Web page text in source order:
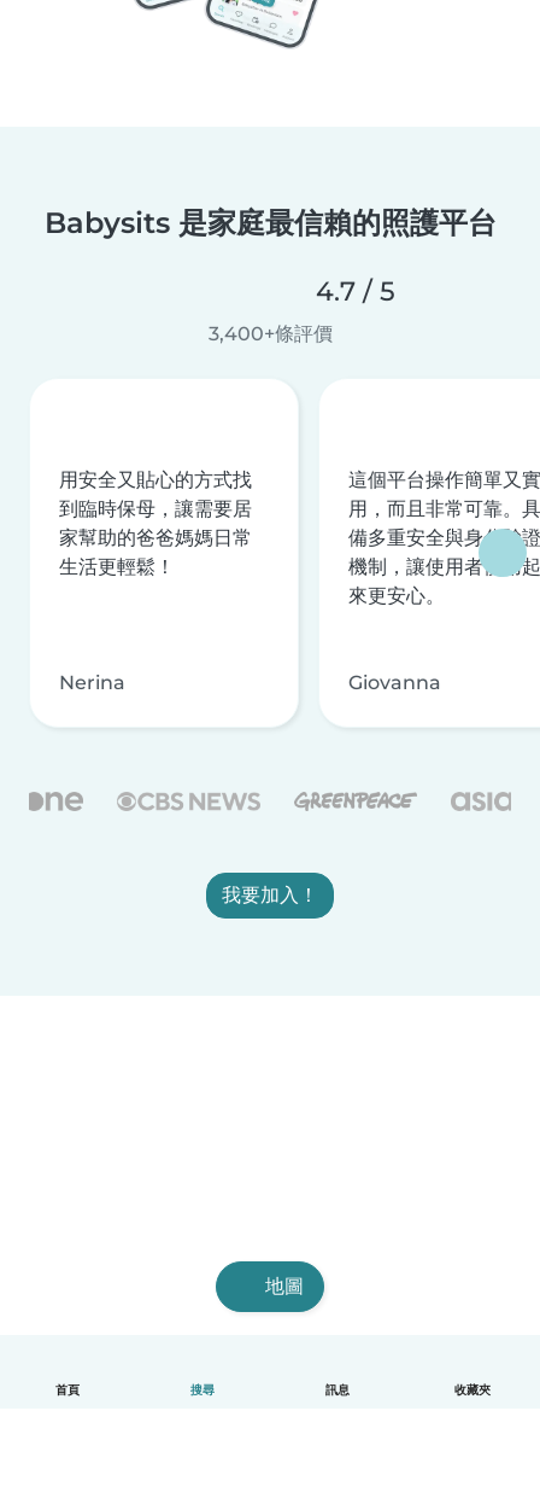
首頁 搜尋 訊息 收藏夾
Babysits 是家庭最信賴的照護平台
4.7 / 5
3,400+條評價
用安全又貼心的方式找
到臨時保母，讓需要居
家幫助的爸爸媽媽日常
生活更輕鬆！
Nerina
這個平台操作簡單又實
用，而且非常可靠。具
備多重安全與身分驗證
機制，讓使用者使用起
來更安心。
Giovanna
我要加入！
地圖